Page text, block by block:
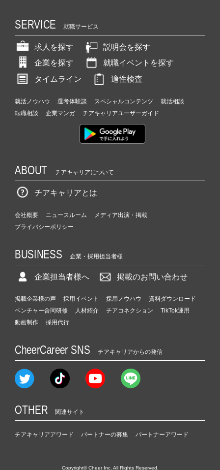
SERVICE 就職サービス
求人を探す
説明会を探す
企業を探す
就職イベントを探す
タイムライン
適性検査
就活ノウハウ 選考体験談 スペシャルコンテンツ
就活相談
転職相談
企業マンガ チアキャリアユーザーガイド
ABOUT チアキャリアについて
チアキャリアとは
会社概要 ニュースルーム
メディア出演・掲載
プライバシーポリシー
BUSINESS 企業・採用担当者様
企業担当者様へ 掲載のお問い合わせ
掲載企業様の声 採用イベント 採用ノウハウ
資料ダウンロード
ベンチャー合同研修
人材紹介 チアコネクション
TikTok運用
動画制作
採用代行
CheerCareer SNS チアキャリアからの発信
OTHER 関連サイト
チアキャリアアワード パートナーの募集 パートナーアワード
Copyright© Cheer Inc. All Rights Reserved.